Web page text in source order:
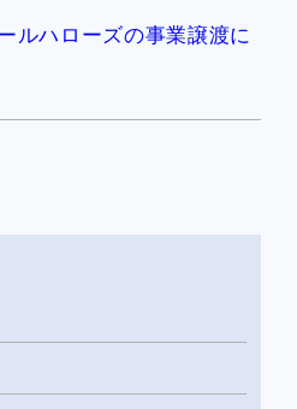
ルハローズの事業譲渡に